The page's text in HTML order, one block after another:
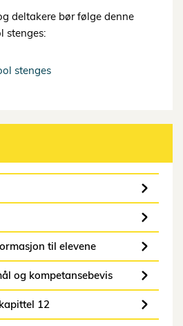
deltakere bør følge denne
stenges:
stenges
til elevene
og kompetansebevis
12